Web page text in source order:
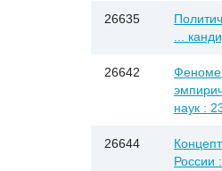
26635
...
26642
наук :
26644
России